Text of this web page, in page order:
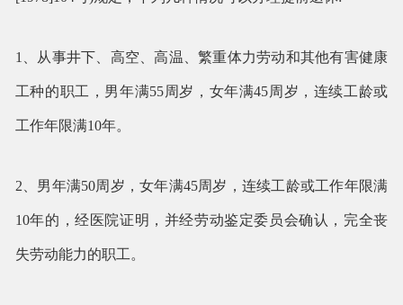
1、从事井下、高空、高温、繁重体力劳动和其他有害健康
工种的职工，男年满55周岁，女年满45周岁，连续工龄或
工作年限满10年。
2、男年满50周岁，女年满45周岁，连续工龄或工作年限满
10年的，经医院证明，并经劳动鉴定委员会确认，完全丧
失劳动能力的职工。